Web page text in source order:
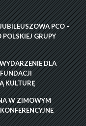
PCO –
POLSKIEJ GRUPY
DLA
KULTURĘ
W ZIMOWYM